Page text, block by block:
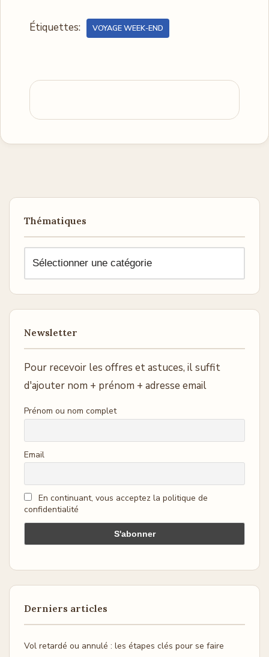
Étiquettes: VOYAGE WEEK-END
Thématiques
Newsletter
Pour recevoir les offres et astuces, il suffit
d'ajouter nom + prénom + adresse email
Prénom ou nom complet
Email
En continuant, vous acceptez la politique de
confidentialité
Derniers articles
Vol retardé ou annulé : les étapes clés pour se faire